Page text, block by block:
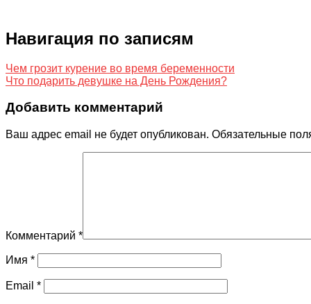
Навигация по записям
Чем грозит курение во время беременности
Что подарить девушке на День Рождения?
Добавить комментарий
Ваш адрес email не будет опубликован. Обязательные
Комментарий *
Имя *
Email *